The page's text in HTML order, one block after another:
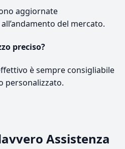
aggiornate
del mercato.
preciso?
è sempre consigliabile
personalizzato.
Assistenza